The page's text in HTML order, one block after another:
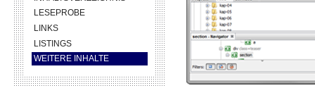
LESEPROBE
LINKS
LISTINGS
WEITERE INHALTE